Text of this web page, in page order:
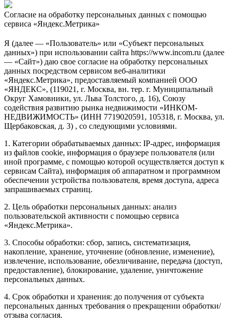
Согласие на обработку персональных данных с помощью
сервиса «Яндекс.Метрика»
Я (далее — «Пользователь» или «Субъект персональных
данных») при использовании сайта https://www.incom.ru (далее
— «Сайт») даю свое согласие на обработку персональных
данных посредством сервисом веб-аналитики
«Яндекс.Метрика», предоставляемый компанией ООО
«ЯНДЕКС», (119021, г. Москва, вн. тер. г. Муниципальный
Округ Хамовники, ул. Льва Толстого, д. 16), Союзу
содействия развитию рынка недвижимости «ИНКОМ-
НЕДВИЖИМОСТЬ» (ИНН 7719020591, 105318, г. Москва, ул.
Щербаковская, д. 3) , со следующими условиями.
1. Категории обрабатываемых данных: IP-адрес, информация
из файлов cookie, информация о браузере пользователя (или
иной программе, с помощью которой осуществляется доступ к
сервисам Сайта), информация об аппаратном и программном
обеспечении устройства пользователя, время доступа, адреса
запрашиваемых страниц.
2. Цель обработки персональных данных: анализ
пользовательской активности с помощью сервиса
«Яндекс.Метрика».
3. Способы обработки: сбор, запись, систематизация,
накопление, хранение, уточнение (обновление, изменение),
извлечение, использование, обезличивание, передача (доступ,
предоставление), блокирование, удаление, уничтожение
персональных данных.
4. Срок обработки и хранения: до получения от субъекта
персональных данных требования о прекращении обработки/
отзыва согласия.